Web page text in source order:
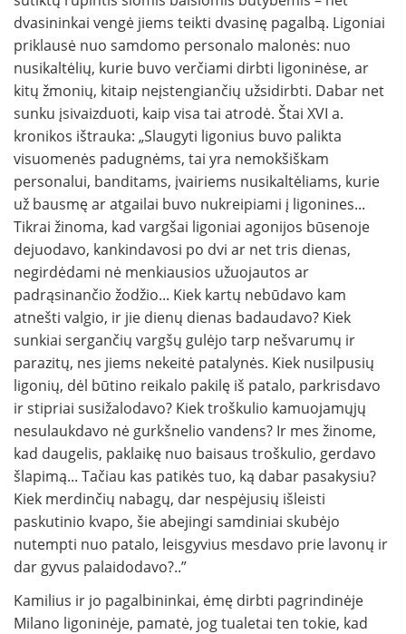
dvasininkai vengė jiems teikti dvasinę pagalbą. Ligoniai
priklausė nuo samdomo personalo malonės: nuo
nusikaltėlių, kurie buvo verčiami dirbti ligoninėse, ar
kitų žmonių, kitaip neįstengiančių užsidirbti. Dabar net
sunku įsivaizduoti, kaip visa tai atrodė. Štai XVI a.
kronikos ištrauka: „Slaugyti ligonius buvo palikta
visuomenės padugnėms, tai yra nemokšiškam
personalui, banditams, įvairiems nusikaltėliams, kurie
už bausmę ar atgailai buvo nukreipiami į ligonines...
Tikrai žinoma, kad vargšai ligoniai agonijos būsenoje
dejuodavo, kankindavosi po dvi ar net tris dienas,
negirdėdami nė menkiausios užuojautos ar
padrąsinančio žodžio... Kiek kartų nebūdavo kam
atnešti valgio, ir jie dienų dienas badaudavo? Kiek
sunkiai sergančių vargšų gulėjo tarp nešvarumų ir
parazitų, nes jiems nekeitė patalynės. Kiek nusilpusių
ligonių, dėl būtino reikalo pakilę iš patalo, parkrisdavo
ir stipriai susižalodavo? Kiek troškulio kamuojamųjų
nesulaukdavo nė gurkšnelio vandens? Ir mes žinome,
kad daugelis, paklaikę nuo baisaus troškulio, gerdavo
šlapimą... Tačiau kas patikės tuo, ką dabar pasakysiu?
Kiek merdinčių nabagų, dar nespėjusių išleisti
paskutinio kvapo, šie abejingi samdiniai skubėjo
nutempti nuo patalo, leisgyvius mesdavo prie lavonų ir
dar gyvus palaidodavo?..”
Kamilius ir jo pagalbininkai, ėmę dirbti pagrindinėje
Milano ligoninėje, pamatė, jog tualetai ten tokie, kad